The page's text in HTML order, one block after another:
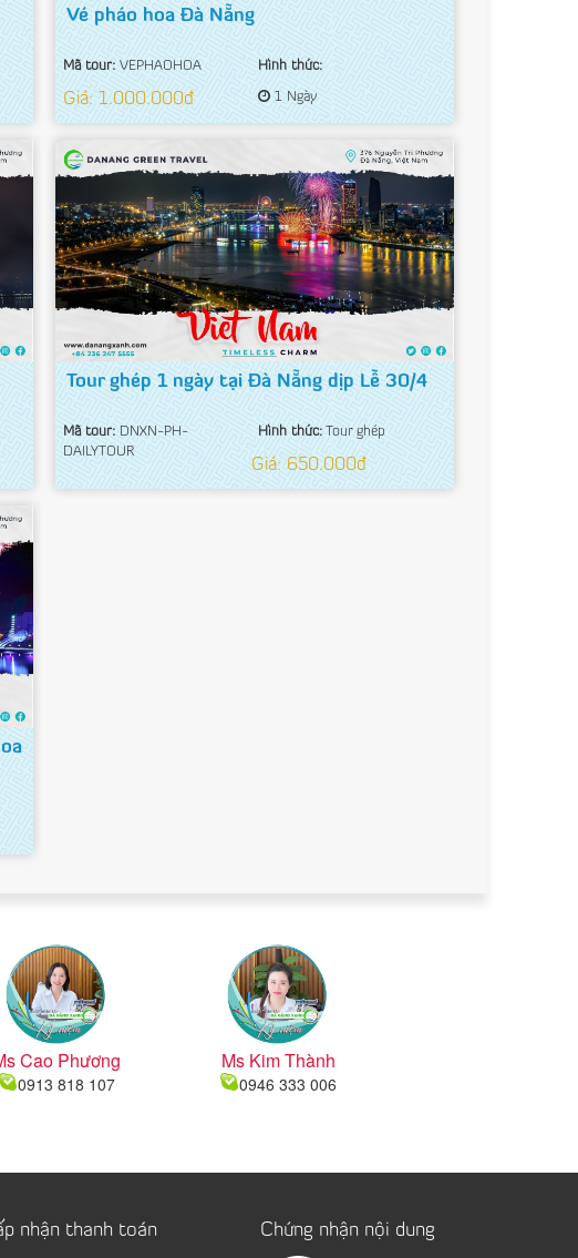
Vé pháo hoa Đà Nẵng
Mã tour:VEPHAOHOA Hình thức:
Giá: 1.000.000đ 1 Ngày
Tour ghép 1 ngày tại Đà Nẵng dịp Lễ 30/4
Mã tour:DNXN-PH-
DAILYTOUR
Hình thức:Tour ghép
Giá: 650.000đ
Cao Phương
0913 818 107
Ms Kim Thành
0946 333 006
nhận thanh toán Chứng nhận nội dung